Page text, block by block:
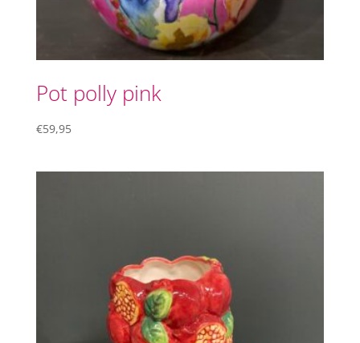
Pot polly pink
€59,95